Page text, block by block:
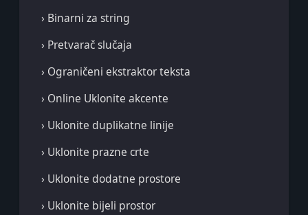
› Binarni za string
› Pretvarač slučaja
› Ograničeni ekstraktor teksta
› Online Uklonite akcente
› Uklonite duplikatne linije
› Uklonite prazne crte
› Uklonite dodatne prostore
› Uklonite bijeli prostor